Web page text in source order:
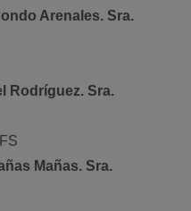
Arenales. Sra.
Rodríguez. Sra.
Mañas. Sra.